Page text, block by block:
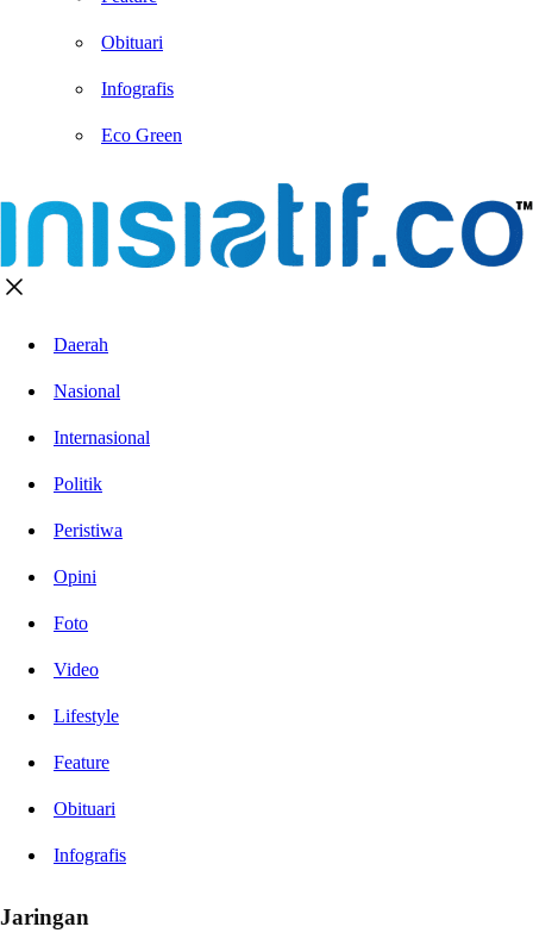
Obituari
Infografis
Eco Green
Daerah
Nasional
Internasional
Politik
Peristiwa
Opini
Foto
Video
Lifestyle
Feature
Obituari
Infografis
Jaringan